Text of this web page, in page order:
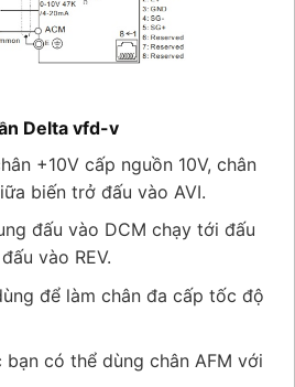
Delta vfd-v
+10V cấp nguồn 10V, chân
biến trở đấu vào AVI.
đấu vào DCM chạy tới đấu
vào REV.
để làm chân đa cấp tốc độ
có thể dùng chân AFM với